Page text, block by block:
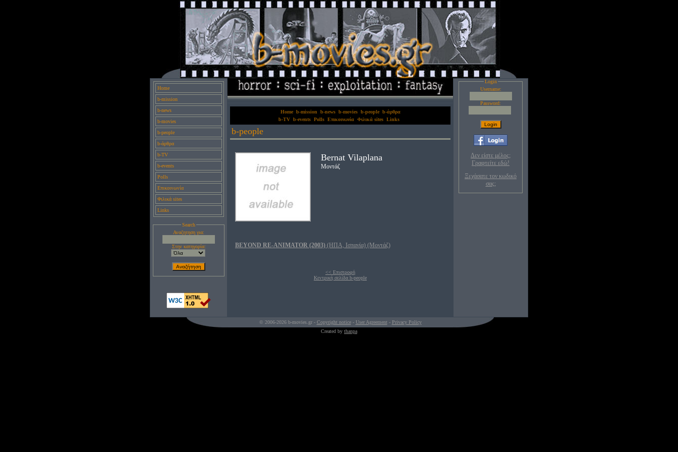
Home
b-mission
b-news
b-movies
b-people
b-άρθρα
b-TV
b-events
Polls
Επικοινωνία
Φιλικά sites
Links
Search
Αναζητηση για:
Στην κατηγορία:
Home b-mission b-news b-movies b-people b-άρθρα
b-TV b-events Polls Επικοινωνία Φιλικά sites Links
b-people
Bernat Vilaplana
Μοντάζ
BEYOND RE-ANIMATOR (2003) (ΗΠΑ, Ισπανία) (Μοντάζ)
<< Επιστροφή
Κεντρική σελίδα b-people
Login
Username:
Password:
Δεν είστε μέλος;
Γραφτείτε εδώ!
Ξεχάσατε τον κωδικό
σας;
© 2006-2026 b-movies.gr - Copyright notice- User Agreement - Privacy Policy
Created by thanpa